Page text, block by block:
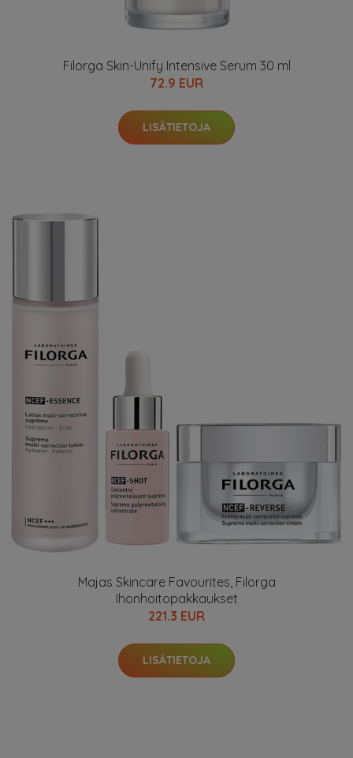
Filorga Skin-Unify Intensive Serum 30 ml
72.9 EUR
LISÄTIETOJA
Majas Skincare Favourites, Filorga
Ihonhoitopakkaukset
221.3 EUR
LISÄTIETOJA